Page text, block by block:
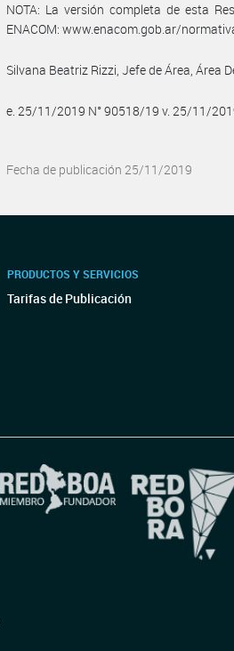
NOTA: La versión completa de esta
ENACOM: www.enacom.gob.ar/
Silvana Beatriz Rizzi, Jefe de Área, Área
e. 25/11/2019 N° 90518/19 v. 25/11/
Fecha de publicación 25/11/2019
PRODUCTOS Y SERVICIOS
Tarifas de Publicación